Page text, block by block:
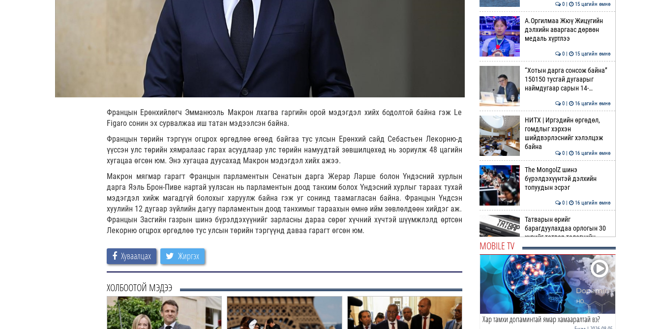
Францын Ерөнхийлөгч Эмманюэль Макрон лхагва гаргийн орой мэдэгдэл хийх бодолтой байна гэж Le
Figaro сонин эх сурвалжаа иш татан мэдээлсэн байна.
Францын төрийн тэргүүн огцрох өргөдлөө өгөөд байгаа тус улсын Ерөнхий сайд Себастьен Лекорню-д
үүссэн улс төрийн хямралаас гарах асуудлаар улс төрийн намуудтай зөвшилцөхөд нь зориулж 48 цагийн
хугацаа өгсөн юм. Энэ хугацаа дуусахад Макрон мэдэгдэл хийх ажээ.
Макрон мягмар гарагт Францын парламентын Сенатын дарга Жерар Ларше болон Үндэсний хурлын
дарга Яэль Брон-Пиве нартай уулзсан нь парламентын доод танхим болох Үндэсний хурлыг тараах тухай
мэдэгдэл хийж магадгүй болохыг харуулж байна гэж уг сонинд таамагласан байна. Францын Үндсэн
хуулийн 12 дугаар зүйлийн дагуу парламентын доод танхимыг тараахын өмнө ийм зөвлөлдөөн хийдэг аж.
Францын Засгийн газрын шинэ бүрэлдэхүүнийг зарласны дараа сөрөг хүчний хүчтэй шүүмжлэлд өртсөн
Лекорню огцрох өргөдлөө тус улсын төрийн тэргүүнд даваа гарагт өгсөн юм.
Хуваалцах Жиргэх
ХОЛБООТОЙ МЭДЭЭ
0 | 15 цагийн өмнө
А.Оргилмаа Жюү Жицүгийн
дэлхийн аваргаас дөрвөн
медаль хүртлээ
0 | 15 цагийн өмнө
“Хотын дарга сонсож байна”
150150 тусгай дугаарыг
наймдугаар сарын 14-…
0 | 16 цагийн өмнө
НИТХ | Иргэдийн өргөдөл,
гомдлыг хэрхэн
шийдвэрлэснийг хэлэлцэж
байна
0 | 16 цагийн өмнө
The MongolZ шинэ
бүрэлдэхүүнтэй дэлхийн
топуудын эсрэг
0 | 16 цагийн өмнө
Татварын өрийг
барагдуулахдаа орлогын 30
хувийг татвар төлөгчийн
мэдэл…
“Туул усан цогцолбор”
төслийн I шатны ТЭЗҮ-ийг
боловсруулах ажил 90 ху…
0 | 17 цагийн өмнө
Нийслэлийн иргэдийн
MOBILE TV
Хар тамхи допаминтай ямар хамааралтай вэ?